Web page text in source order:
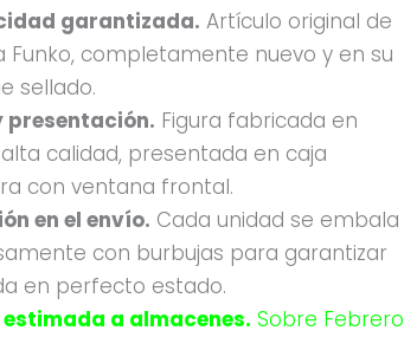
garantizada. Artículo original de
Funko, completamente nuevo y en su
sellado.
presentación. Figura fabricada en
calidad, presentada en caja
con ventana frontal.
en el envío. Cada unidad se embala
con burbujas para garantizar
en perfecto estado.
a almacenes. Sobre Febrero